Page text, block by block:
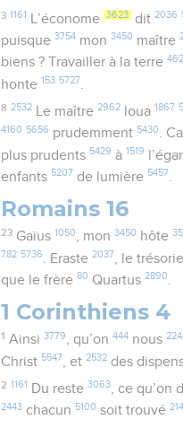
3 1161 L’économe 3623 dit 2036
puisque3754 mon3450 maître
biens ? Travailler à la terre
honte 153 5727
8 2532Le maître 2962loua 1867
4160 5656 prudemment 5430.
plus prudents 5429 à 1519
enfants 5207 de lumière 5457.
Romains 16
23 Gaïus 1050, mon 3450 hôte
782 5736 . Eraste2037 , le
que le frère80 Quartus2890.
1 Corinthiens 4
1 Ainsi 3779, qu’on 444nous
Christ 5547 , et2532 des
2 1161 Du reste 3063, ce qu’on
2443 chacun 5100 soit trouvé